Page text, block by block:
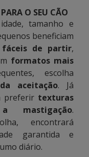
O SEU CÃO
tamanho e
beneficiam
fáceis de partir,
formatos mais
escolha
aceitação. Já
preferir texturas
mastigação.
encontrará
garantida e
diário.